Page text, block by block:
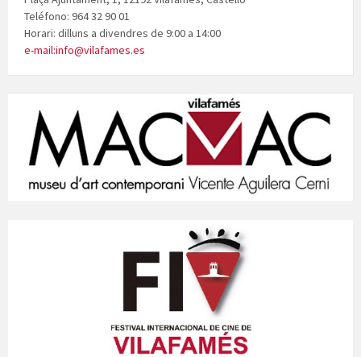
Teléfono: 964 32 90 01
Horari: dilluns a divendres de 9:00 a 14:00
e-mail:info@vilafames.es